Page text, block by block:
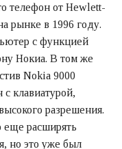
телефон от Hewlett-
рынке в 1996 году.
с функцией
Нокиа. В том же
Nokia 9000
клавиатурой,
разрешения.
еще расширять
но это уже был